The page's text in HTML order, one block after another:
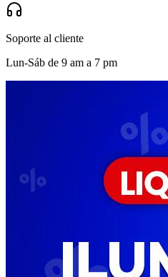
Soporte al cliente
Lun-Sáb de 9 am a 7 pm